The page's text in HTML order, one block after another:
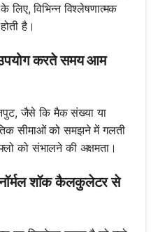
विभिन्न विश्लेषणात्मक
है।
करते समय आम
जैसे कि मैक संख्या या
सीमाओं को समझने में गलती
को संभालने की अक्षमता।
शॉक कैलकुलेटर से